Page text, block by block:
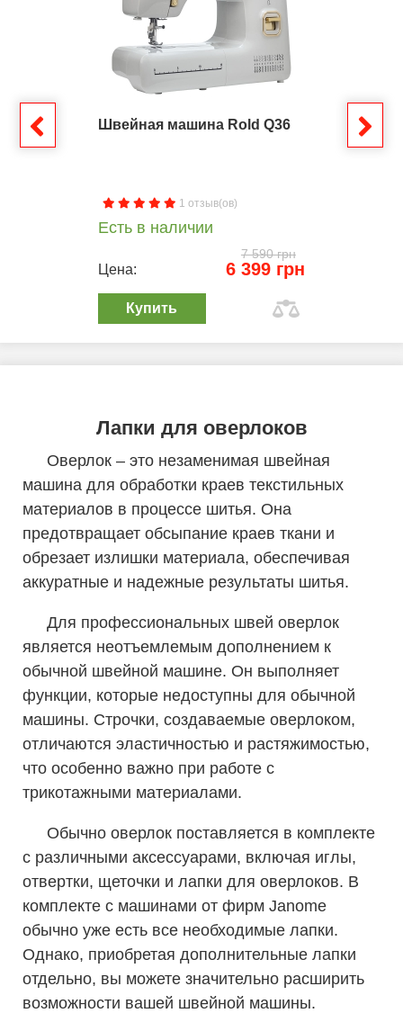
Швейная машина Rold Q36
1 отзыв(ов)
Есть в наличии
7 590 грн
Цена: 6 399 грн
Купить
Лапки для оверлоков
Оверлок – это незаменимая швейная
машина для обработки краев текстильных
материалов в процессе шитья. Она
предотвращает обсыпание краев ткани и
обрезает излишки материала, обеспечивая
аккуратные и надежные результаты шитья.
Для профессиональных швей оверлок
является неотъемлемым дополнением к
обычной швейной машине. Он выполняет
функции, которые недоступны для обычной
машины. Строчки, создаваемые оверлоком,
отличаются эластичностью и растяжимостью,
что особенно важно при работе с
трикотажными материалами.
Обычно оверлок поставляется в комплекте
с различными аксессуарами, включая иглы,
отвертки, щеточки и лапки для оверлоков. В
комплекте с машинами от фирм Janome
обычно уже есть все необходимые лапки.
Однако, приобретая дополнительные лапки
отдельно, вы можете значительно расширить
возможности вашей швейной машины.